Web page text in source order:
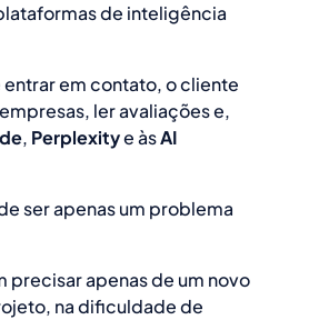
de inteligência
em contato, o cliente
ler avaliações e,
, Perplexitye àsAI
ser apenas um problema
precisar apenas de um novo
na dificuldade de